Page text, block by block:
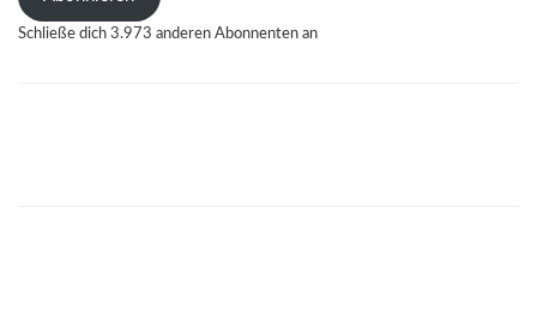
Schließe dich 3.973 anderen Abonnenten an